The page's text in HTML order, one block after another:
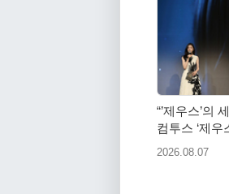
“’제우스’의
컴투스 ‘제우
이스 찾은 배
2026.08.07